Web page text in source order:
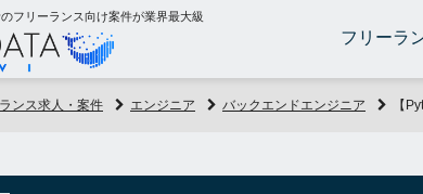
フリーランス向け案件が業界最大級
フリーラ
ンス求人・案件 エンジニア バックエンドエンジニア 【